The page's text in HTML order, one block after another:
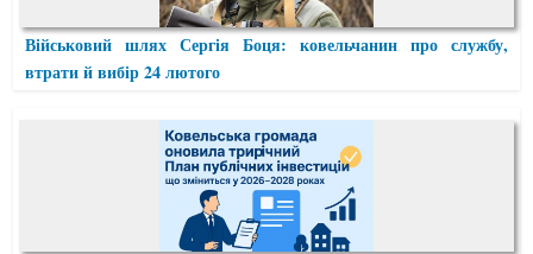
Військовий шлях Сергія Боця: ковельчанин про службу,
втрати й вибір 24 лютого